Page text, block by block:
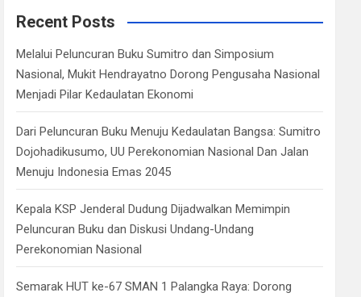
c
Recent Posts
Melalui Peluncuran Buku Sumitro dan Simposium
Nasional, Mukit Hendrayatno Dorong Pengusaha Nasional
Menjadi Pilar Kedaulatan Ekonomi
Dari Peluncuran Buku Menuju Kedaulatan Bangsa: Sumitro
Dojohadikusumo, UU Perekonomian Nasional Dan Jalan
Menuju Indonesia Emas 2045
Kepala KSP Jenderal Dudung Dijadwalkan Memimpin
Peluncuran Buku dan Diskusi Undang-Undang
Perekonomian Nasional
Semarak HUT ke-67 SMAN 1 Palangka Raya: Dorong